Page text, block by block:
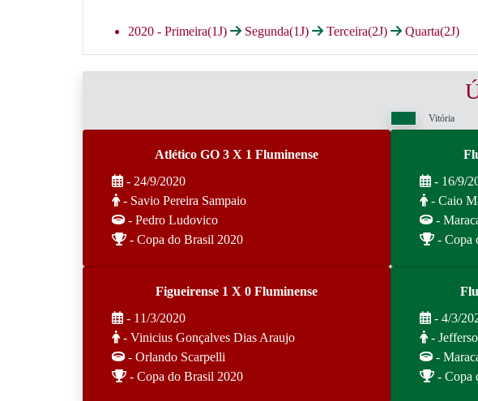
2020 - Primeira(1J) Segunda(1J) Terceira(2J) Quarta(2J)
Vitória
Atlético GO 3 X 1 Fluminense
- 24/9/2020
- Savio Pereira Sampaio
- Pedro Ludovico
- Copa do Brasil 2020
- 16/9/
- Caio
-
- Copa
Figueirense 1 X 0 Fluminense
- 11/3/2020
- Vinicius Gonçalves Dias Araujo
- Orlando Scarpelli
- Copa do Brasil 2020
- 4/3/
-
-
- Copa